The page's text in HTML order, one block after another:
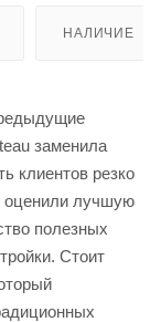
НАЛИЧИЕ
заменила
клиентов резко
оценили лучшую
полезных
Стоит